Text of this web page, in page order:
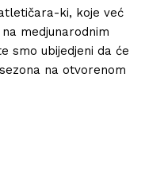
ki, koje već
medjunarodnim
smo ubijedjeni da će
na otvorenom